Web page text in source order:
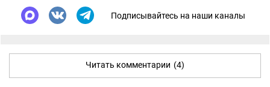
Подписывайтесь на наши каналы
Читать комментарии (4)